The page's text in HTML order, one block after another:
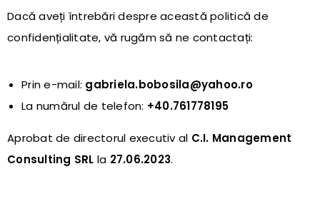
Dacă aveți întrebări despre această politică de
confidențialitate, vă rugăm să ne contactați:
Prin e-mail: gabriela.bobosila@yahoo.ro
La numărul de telefon: +40.761778195
Aprobat de directorul executiv al C.I. Management
Consulting SRL la 27.06.2023.